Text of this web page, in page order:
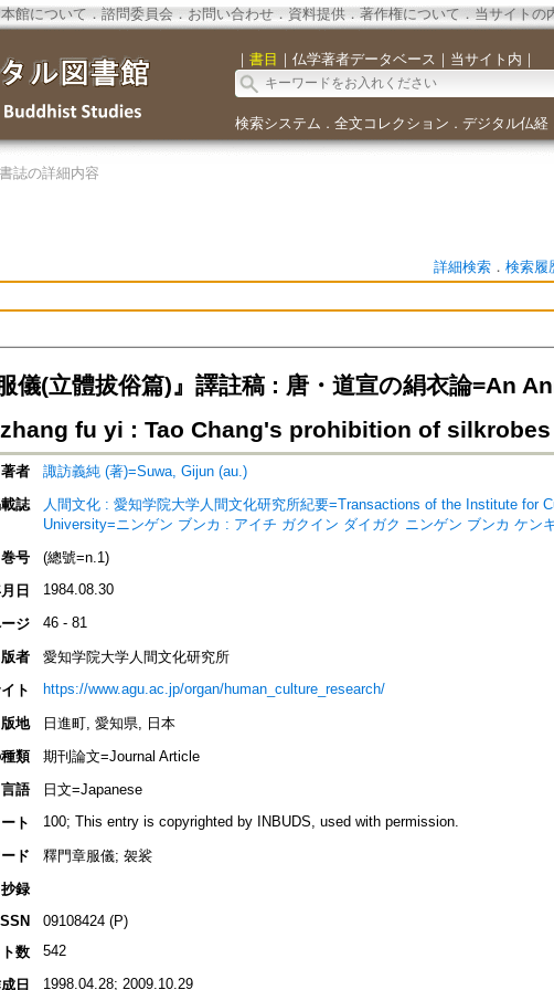
本館について ． 諮問委員会． お問い合わせ． 資料提供． 著作権について．当サイトの
｜ 書目 ｜ 仏学著者データベース ｜ 当サイト内 ｜
検索システム ． 全文コレクション ． デジタル仏経
書誌の詳細内容
詳細検索． 検索履
服儀(立體拔俗篇)』譯註稿 : 唐・道宣の絹衣論=An
fu yi : Tao Chang's prohibition of silkrobes
著者
諏訪義純 (著)=Suwa, Gijun (au.)
誌
人間文化 : 愛知学院大学人間文化研究所紀要=Transactions of the Institute for
University=ニンゲン ブンカ : アイチ ガクイン ダイガク ニンゲン ブンカ ケン
巻号
(總號=n.1)
日
1984.08.30
ジ 46 - 81
者
愛知学院大学人間文化研究所
ト
https://www.agu.ac.jp/organ/human_culture_research/
地
日進町, 愛知県, 日本
類
期刊論文=Journal Article
言語
日文=Japanese
ト
100; This entry is copyrighted by INBUDS, used with permission.
ド
釋門章服儀; 袈裟
抄録
ISSN
09108424 (P)
数
542
日 1998.04.28; 2009.10.29